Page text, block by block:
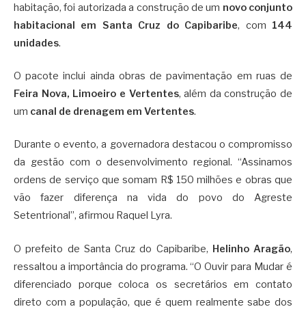
habitação, foi autorizada a construção de um novo conjunto
habitacional em Santa Cruz do Capibaribe, com 144
unidades.
O pacote inclui ainda obras de pavimentação em ruas de
Feira Nova, Limoeiro e Vertentes, além da construção de
um canal de drenagem em Vertentes.
Durante o evento, a governadora destacou o compromisso
da gestão com o desenvolvimento regional. “Assinamos
ordens de serviço que somam R$ 150 milhões e obras que
vão fazer diferença na vida do povo do Agreste
Setentrional”, afirmou Raquel Lyra.
O prefeito de Santa Cruz do Capibaribe, Helinho Aragão,
ressaltou a importância do programa. “O Ouvir para Mudar é
diferenciado porque coloca os secretários em contato
direto com a população, que é quem realmente sabe dos